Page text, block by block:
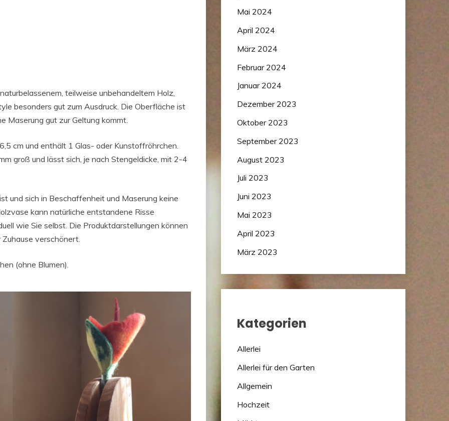
teilweise unbehandeltem Holz,
besonders gut zum Ausdruck. Die Oberfläche ist
Maserung gut zur Geltung kommt.
cm und enthält 1 Glas- oder Kunstoffröhrchen.
groß und lässt sich, je nach Stengeldicke, mit 2-4
und sich in Beschaffenheit und Maserung keine
kann natürliche entstandene Risse
wie Sie selbst. Die Produktdarstellungen können
verschönert.
(ohne Blumen).
Mai 2024
April 2024
März 2024
Februar 2024
Januar 2024
Dezember 2023
Oktober 2023
September 2023
August 2023
Juli 2023
Juni 2023
Mai 2023
April 2023
März 2023
Kategorien
Allerlei
Allerlei für den Garten
Allgemein
Hochzeit